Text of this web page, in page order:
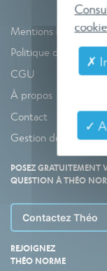
Mentions légales
Politique de
CGU
À propos
Contact
Gestion des cookies
POSEZ GRATUITEMENT
QUESTION À THÉO
Contactez Théo
REJOIGNEZ
THÉO NORME
✗
✓